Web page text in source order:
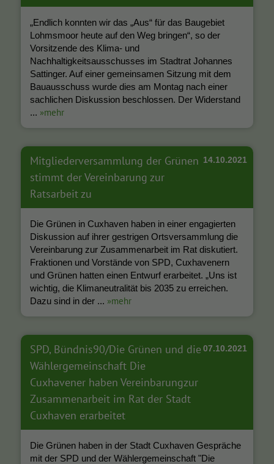
„Endlich konnten wir das „Aus“ für das Baugebiet
Lohmsmoor heute auf den Weg bringen“, so der
Vorsitzende des Klima- und
Nachhaltigkeitsausschusses im Stadtrat Johannes
Sattinger. Auf einer gemeinsamen Sitzung mit dem
Bauausschuss wurde dies am Montag nach einer
sachlichen Diskussion beschlossen. Der Widerstand
... »mehr
14.10.2021
Mitgliederversammlung der Grünen
stimmt der Vereinbarung zur
Ratsarbeit zu
Die Grünen in Cuxhaven haben in einer engagierten
Diskussion auf ihrer gestrigen Ortsversammlung die
Vereinbarung zur Zusammenarbeit im Rat diskutiert.
Fraktionen und Vorstände von SPD, Cuxhavenern
und Grünen hatten einen Entwurf erarbeitet. „Uns ist
wichtig, die Klimaneutralität bis 2035 zu erreichen.
Dazu sind in der ... »mehr
07.10.2021
SPD, Bündnis90/Die Grünen und die
Wählergemeinschaft Die
Cuxhavener haben Vereinbarungzur
Zusammenarbeit im Rat der Stadt
Cuxhaven erarbeitet
Die Grünen haben in der Stadt Cuxhaven Gespräche
mit der SPD und der Wählergemeinschaft "Die